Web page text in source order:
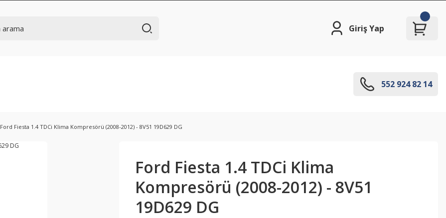
Giriş Yap
552 924 82 14
Ford Fiesta 1.4 TDCi Klima Kompresörü (2008-2012) - 8V51 19D629 DG
Ford Fiesta 1.4 TDCi Klima
Kompresörü (2008-2012) - 8V51
19D629 DG